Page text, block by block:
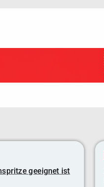
geeignet ist